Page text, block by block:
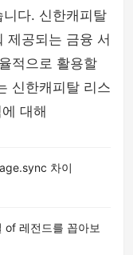
다. 신한캐피탈
제공되는 금융 서
적으로 활용할
신한캐피탈 리스
대해
차이
of 레전드를 꼽아보